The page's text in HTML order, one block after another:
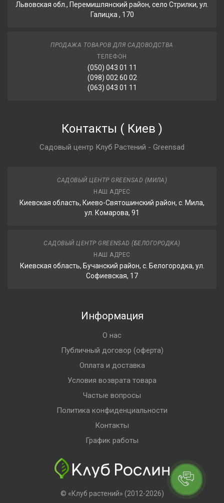
Львовская обл., Перемишлянский район, село Стрилки, ул.
Галицка , 170
ПРОДАЖА ТОВАРОВ ДЛЯ САДОВОДСТВА
ТЕЛЕФОН
(050) 043 01 11
(098) 002 60 02
(063) 043 01 11
Контакты ( Киев )
Садовый центр Клуб Растений - Greensad
САДОВЫЙ ЦЕНТР GREENSAD (МИЛА)
НАШ АДРЕС
Киевская область, Киево-Святошинский район, с. Мила,
ул. Комарова, 91
САДОВЫЙ ЦЕНТР GREENSAD (БЕЛОГОРОДКА)
НАШ АДРЕС
Киевская область, Бучанский район, с. Белогородка, ул.
Софиевская, 17
Информация
О нас
Публичный договор (оферта)
Оплата и доставка
Условия возврата товара
Частые вопросы
Политика конфиденциальности
Контакты
График работы
© «Клуб растений» (2012-2026)